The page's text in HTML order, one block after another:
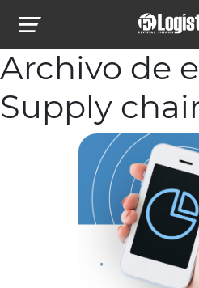
Archivo de
Supply